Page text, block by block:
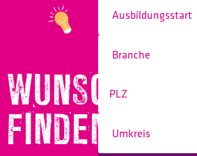
WUNSCHBERUF
FINDEN!